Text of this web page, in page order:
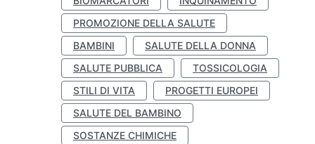
PROMOZIONE DELLA SALUTE
BAMBINI
SALUTE DELLA DONNA
SALUTE PUBBLICA
TOSSICOLOGIA
STILI DI VITA
PROGETTI EUROPEI
SALUTE DEL BAMBINO
SOSTANZE CHIMICHE